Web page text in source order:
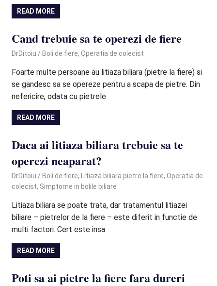
READ MORE
Cand trebuie sa te operezi de fiere
October 15, 2020
DrDitoiu Boli de fiere, Operatia de colecist
Foarte multe persoane au litiaza biliara (pietre la fiere) si
se gandesc sa se opereze pentru a scapa de pietre. Din
nefericire, odata cu pietrele
READ MORE
Daca ai litiaza biliara trebuie sa te
operezi neaparat?
September 22, 2020
DrDitoiu Boli de fiere, Litiaza biliara pietre la fiere, Operatia de
colecist, Simptome in bolile biliare
Litiaza biliara se poate trata, dar tratamentul litiazei
biliare – pietrelor de la fiere – este diferit in functie de
multi factori. Cert este insa
READ MORE
Poti sa ai pietre la fiere fara dureri